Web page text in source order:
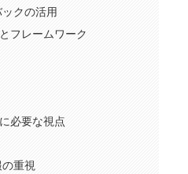
クの活用
フレームワーク
必要な視点
重視